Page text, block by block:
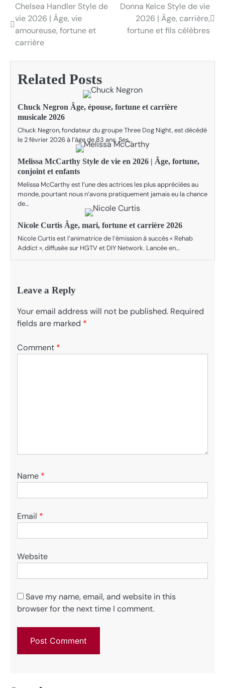
Post
navigation
Chelsea Handler Style de
vie 2026 | Âge, vie
amoureuse, fortune et
carrière
Donna Kelce Style de vie
2026 | Âge, carrière,
fortune et fils célèbres
Related Posts
Chuck Negron Âge, épouse, fortune et carrière
musicale 2026
Chuck Negron, fondateur du groupe Three Dog Night, est décédé
le 2 février 2026 à l’âge de 83 ans. Ses…
Melissa McCarthy Style de vie en 2026 | Âge, fortune,
conjoint et enfants
Melissa McCarthy est l’une des actrices les plus appréciées au
monde, pourtant nous n’avons pratiquement jamais eu la chance
de…
Nicole Curtis Âge, mari, fortune et carrière 2026
Nicole Curtis est l’animatrice de l’émission à succès « Rehab
Addict », diffusée sur HGTV et DIY Network. Lancée en…
Leave a Reply
Your email address will not be published. Required
fields are marked *
Comment *
Name *
Email *
Website
Save my name, email, and website in this
browser for the next time I comment.